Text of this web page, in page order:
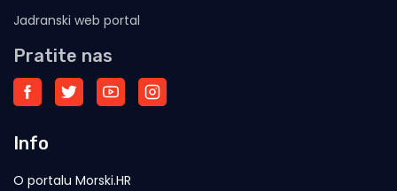
Jadranski web portal
Pratite nas
Info
O portalu Morski.HR